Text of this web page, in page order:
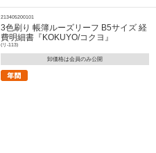
213405200101
3色刷り 帳簿ルーズリーフ B5サイズ 経
費明細書『KOKUYO/コクヨ』
(リ-113)
卸価格は会員のみ公開